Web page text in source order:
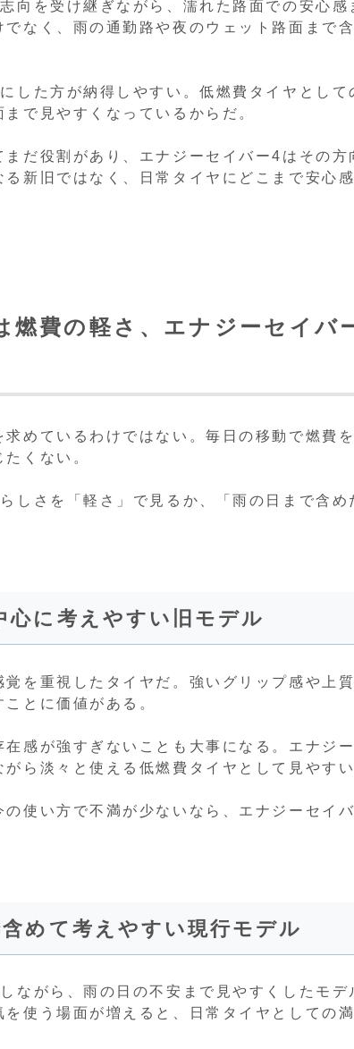
向を受け継ぎながら、濡れた路面での安心感
なく、雨の通勤路や夜のウェット路面まで
した方が納得しやすい。低燃費タイヤとして
で見やすくなっているからだ。
だ役割があり、エナジーセイバー4はその方
新旧ではなく、日常タイヤにどこまで安心感
燃費の軽さ、エナジーセイバ
めているわけではない。毎日の移動で燃費
くない。
しさを「軽さ」で見るか、「雨の日まで含め
心に考えやすい旧モデル
を重視したタイヤだ。強いグリップ感や上
とに価値がある。
感が強すぎないことも大事になる。エナジ
ら淡々と使える低燃費タイヤとして見やすい
使い方で不満が少ないなら、エナジーセイ
めて考えやすい現行モデル
ながら、雨の日の不安まで見やすくしたモデ
使う場面が増えると、日常タイヤとしての満